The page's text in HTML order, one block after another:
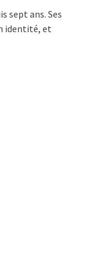
sept ans. Ses
identité, et